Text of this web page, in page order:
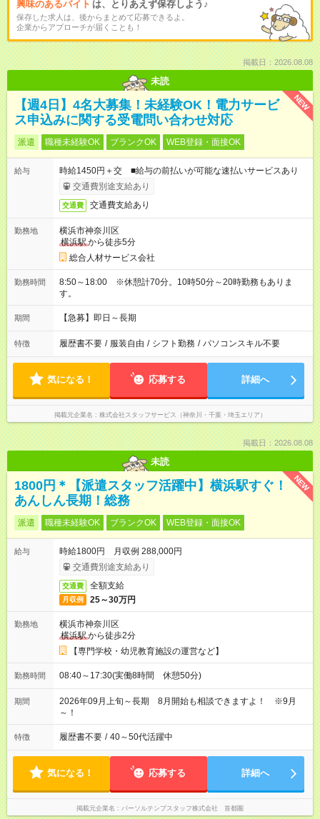
興味のあるバイト は、とりあえず保存しよう♪
保存した求人は、後からまとめて応募できるよ。
企業からアプローチが届くことも！
掲載日：2026.08.08
未読
NEW
【週4日】4名大募集！未経験OK！電力サービ
ス申込みに関する受電問い合わせ対応
派遣 職種未経験OK ブランクOK WEB登録・面接OK
給与
時給1450円＋交 ■給与の前払いが可能な速払いサービスあり
交通費別途支給あり
交通費 交通費支給あり
勤務地
横浜市神奈川区
横浜駅から徒歩5分
総合人材サービス会社
勤務時間
8:50～18:00 ※休憩計70分。10時50分～20時勤務もありま
す。
期間 【急募】即日～長期
特徴 履歴書不要 / 服装自由 / シフト勤務 / パソコンスキル不要
気になる！ 応募する 詳細へ
掲載元企業名 株式会社スタッフサービス（神奈川・千葉・埼玉エリア）
掲載日：2026.08.08
未読
NEW
1800円＊【派遣スタッフ活躍中】横浜駅すぐ！
あんしん長期！総務
派遣 職種未経験OK ブランクOK WEB登録・面接OK
給与
時給1800円 月収例 288,000円
交通費別途支給あり
交通費 全額支給
月収例 25～30万円
勤務地
横浜市神奈川区
横浜駅から徒歩2分
【専門学校・幼児教育施設の運営など】
勤務時間 08:40～17:30(実働8時間 休憩50分)
期間
2026年09月上旬～長期 8月開始も相談できますよ！ ※9月
～！
特徴 履歴書不要 / 40～50代活躍中
気になる！ 応募する 詳細へ
掲載元企業名 パーソルテンプスタッフ株式会社 首都圏